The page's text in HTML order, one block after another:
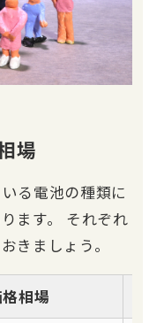
場
る電池の種類に
ます。 それぞれ
きましょう。
相場